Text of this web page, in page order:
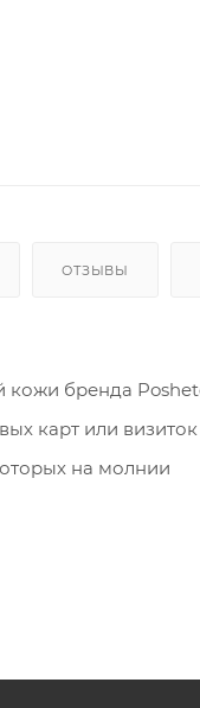
ОТЗЫВЫ
кожи бренда
карт или визиток
на молнии